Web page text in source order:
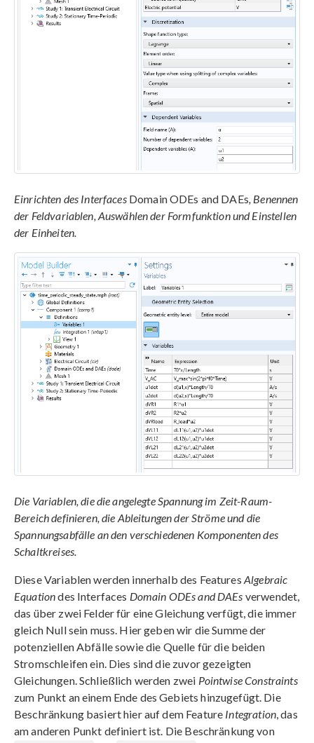
Einrichten des InterfacesDomain ODEs and DAEs, Benennen
der Feldvariablen, Auswählen der Formfunktion und Einstellen
der Einheiten.
Die Variablen, die die angelegte Spannung im Zeit-Raum-
Bereich definieren, die Ableitungen der Ströme und die
Spannungsabfälle an den verschiedenen Komponenten des
Schaltkreises.
Diese Variablen werden innerhalb des Features Algebraic
Equationdes Interfaces Domain ODEs and DAEs verwendet,
das über zwei Felder für eine Gleichung verfügt, die immer
gleich Null sein muss. Hier geben wir die Summe der
potenziellen Abfälle sowie die Quelle für die beiden
Stromschleifen ein. Dies sind die zuvor gezeigten
Gleichungen. Schließlich werden zwei Pointwise Constraints
zum Punkt an einem Ende des Gebiets hinzugefügt. Die
Beschränkung basiert hier auf dem Feature Integration, das
am anderen Punkt definiert ist. Die Beschränkung von